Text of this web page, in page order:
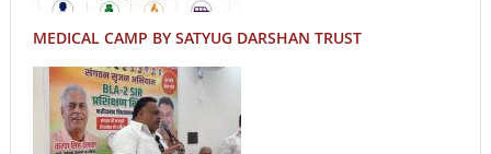
MEDICAL CAMP BY SATYUG DARSHAN TRUST